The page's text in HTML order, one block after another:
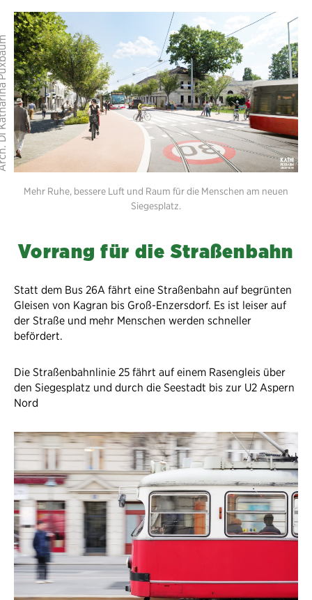
Mehr Ruhe, bessere Luft und Raum für die Menschen am neuen
Siegesplatz.
Vorrang für die Straßenbahn
Statt dem Bus 26A fährt eine Straßenbahn auf begrünten
Gleisen von Kagran bis Groß-Enzersdorf. Es ist leiser auf
der Straße und mehr Menschen werden schneller
befördert.
Die Straßenbahnlinie 25 fährt auf einem Rasengleis über
den Siegesplatz und durch die Seestadt bis zur U2 Aspern
Nord